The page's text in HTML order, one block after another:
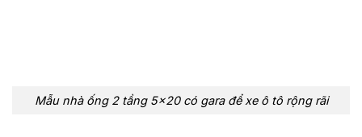
Mẫu nhà ống 2 tầng 5×20 có gara để xe ô tô rộng rãi